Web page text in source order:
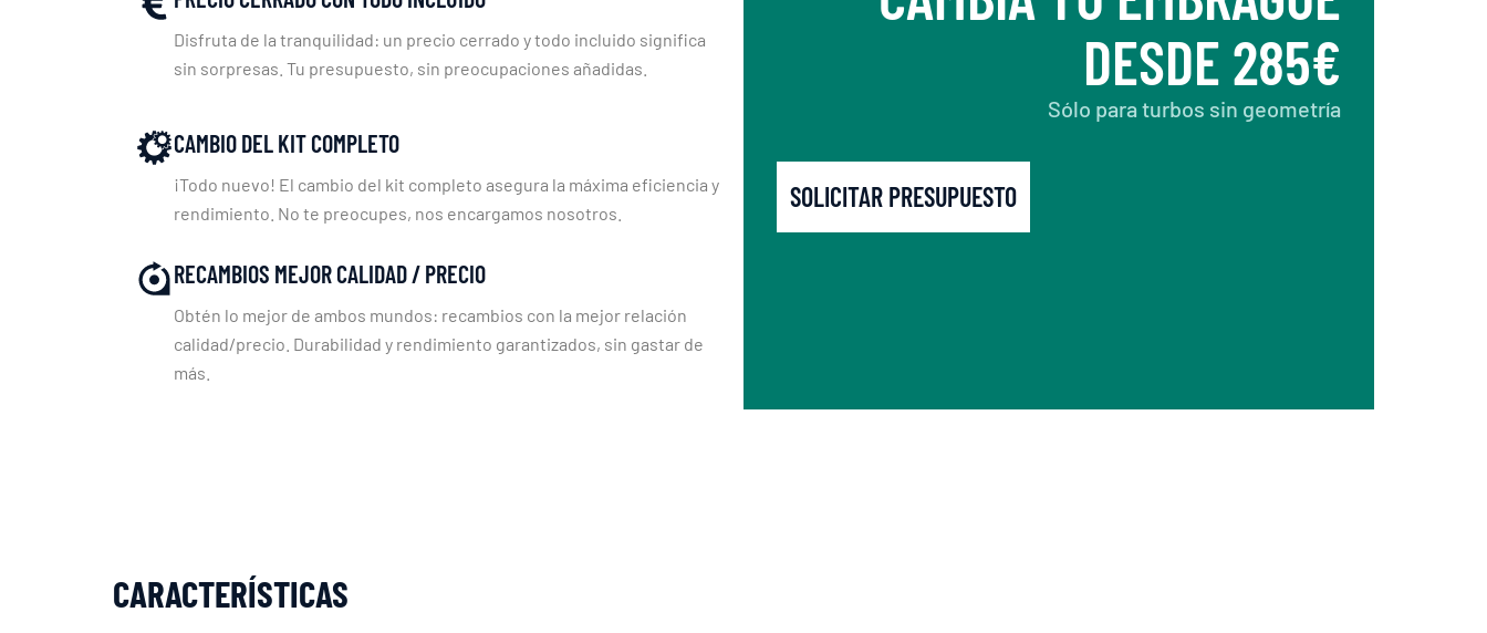
Disfruta de la tranquilidad: un precio cerrado y todo incluido significa
sin sorpresas. Tu presupuesto, sin preocupaciones añadidas.
CAMBIO DEL KIT COMPLETO
¡Todo nuevo! El cambio del kit completo asegura la máxima eficiencia y
rendimiento. No te preocupes, nos encargamos nosotros.
RECAMBIOS MEJOR CALIDAD / PRECIO
Obtén lo mejor de ambos mundos: recambios con la mejor relación
calidad/precio. Durabilidad y rendimiento garantizados, sin gastar de
más.
DESDE 285€
Sólo para turbos sin geometría
SOLICITAR PRESUPUESTO
CARACTERÍSTICAS